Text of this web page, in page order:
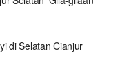
di Selatan Cianjur